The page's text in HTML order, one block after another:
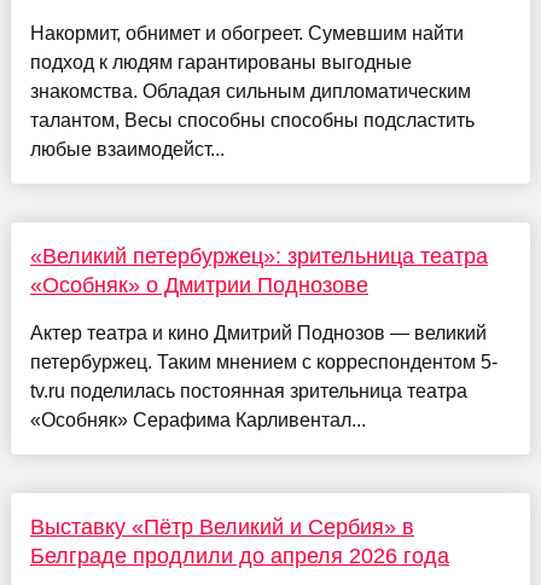
Накормит, обнимет и обогреет. Сумевшим найти
подход к людям гарантированы выгодные
знакомства. Обладая сильным дипломатическим
талантом, Весы способны способны подсластить
любые взаимодейст...
«Великий петербуржец»: зрительница театра
«Особняк» о Дмитрии Поднозове
Актер театра и кино Дмитрий Поднозов — великий
петербуржец. Таким мнением с корреспондентом 5-
tv.ru поделилась постоянная зрительница театра
«Особняк» Серафима Карливентал...
Выставку «Пётр Великий и Сербия» в
Белграде продлили до апреля 2026 года